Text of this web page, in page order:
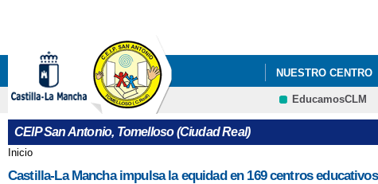
NUESTRO CENTRO
EducamosCLM
CEIP San Antonio, Tomelloso (Ciudad Real)
Se encuentra usted aquí
Inicio
Castilla-La Mancha impulsa la equidad en 169 centros